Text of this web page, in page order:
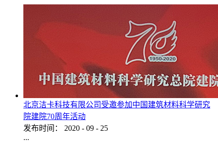
北京洁卡科技有限公司受邀参加中国建筑材料科学研究
院建院70周年活动
发布时间：
2020 - 09 - 25
...